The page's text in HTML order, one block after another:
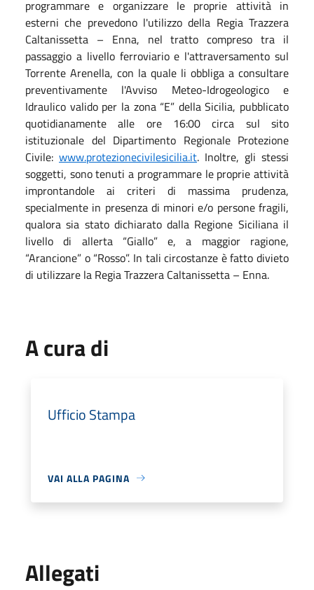
programmare e organizzare le proprie attività in
esterni che prevedono l'utilizzo della Regia Trazzera
Caltanissetta – Enna, nel tratto compreso tra il
passaggio a livello ferroviario e l'attraversamento sul
Torrente Arenella, con la quale li obbliga a consultare
preventivamente l'Avviso Meteo-Idrogeologico e
Idraulico valido per la zona “E” della Sicilia, pubblicato
quotidianamente alle ore 16:00 circa sul sito
istituzionale del Dipartimento Regionale Protezione
Civile: www.protezionecivilesicilia.it. Inoltre, gli stessi
soggetti, sono tenuti a programmare le proprie attività
improntandole ai criteri di massima prudenza,
specialmente in presenza di minori e/o persone fragili,
qualora sia stato dichiarato dalla Regione Siciliana il
livello di allerta “Giallo” e, a maggior ragione,
“Arancione” o “Rosso”. In tali circostanze è fatto divieto
di utilizzare la Regia Trazzera Caltanissetta – Enna.
A cura di
Ufficio Stampa
VAI ALLA PAGINA
Allegati